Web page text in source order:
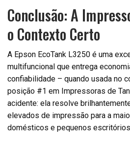
Conclusão: A
o Contexto Certo
A Epson EcoTank L3250 é uma
multifuncional que entrega
confiabilidade – quando usada no
posição #1 em Impressoras de
acidente: ela resolve
elevados de impressão para a
domésticos e pequenos